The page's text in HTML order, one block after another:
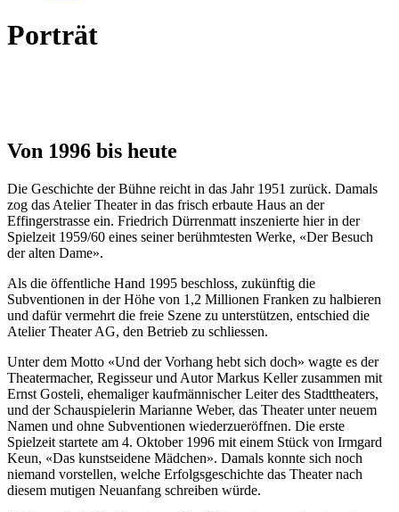
Porträt
Von 1996 bis heute
Die Geschichte der Bühne reicht in das Jahr 1951 zurück. Damals
zog das Atelier Theater in das frisch erbaute Haus an der
Effingerstrasse ein. Friedrich Dürrenmatt inszenierte hier in der
Spielzeit 1959/60 eines seiner berühmtesten Werke, «Der Besuch
der alten Dame».
Als die öffentliche Hand 1995 beschloss, zukünftig die
Subventionen in der Höhe von 1,2 Millionen Franken zu halbieren
und dafür vermehrt die freie Szene zu unterstützen, entschied die
Atelier Theater AG, den Betrieb zu schliessen.
Unter dem Motto «Und der Vorhang hebt sich doch» wagte es der
Theatermacher, Regisseur und Autor Markus Keller zusammen mit
Ernst Gosteli, ehemaliger kaufmännischer Leiter des Stadttheaters,
und der Schauspielerin Marianne Weber, das Theater unter neuem
Namen und ohne Subventionen wiederzueröffnen. Die erste
Spielzeit startete am 4. Oktober 1996 mit einem Stück von Irmgard
Keun, «Das kunstseidene Mädchen». Damals konnte sich noch
niemand vorstellen, welche Erfolgsgeschichte das Theater nach
diesem mutigen Neuanfang schreiben würde.